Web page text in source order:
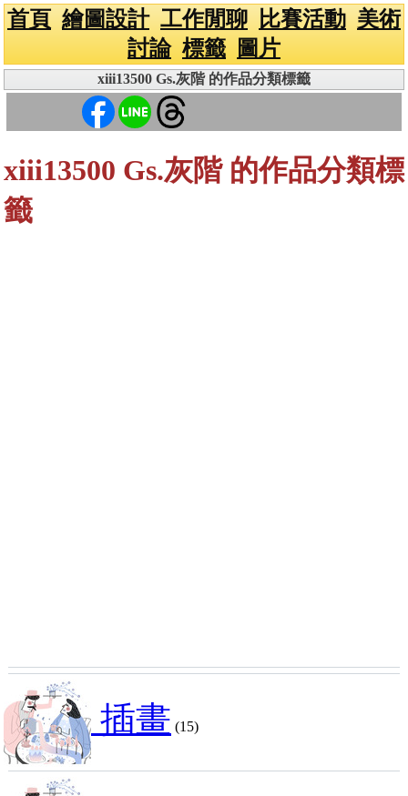
首頁 繪圖設計 工作閒聊 比賽活動 美術
討論 標籤 圖片
xiii13500 Gs.灰階 的作品分類標籤
xiii13500 Gs.灰階 的作品分類標
籤
插畫 (15)